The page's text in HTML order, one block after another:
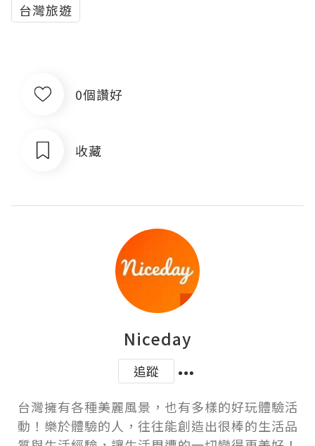
台灣旅遊
0個讚好
收藏
Niceday
追蹤
台灣擁有各種美麗風景，也有多樣的好玩體驗活
動！樂於體驗的人，往往能創造出很棒的生活品